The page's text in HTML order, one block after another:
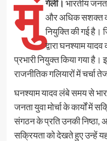
मुं गेली। भारतीय
और अधिक सशक्त
नियुक्ति की गई है।
द्वारा घनश्याम
प्रभारी नियुक्त किया गया है।
राजनीतिक गलियारों में चर्चा
घनश्याम यादव लंबे समय से
जनता युवा मोर्चा के कार्यों में
संगठन के प्रति उनकी निष्ठा,
सक्रियता को देखते हुए उन्हें यह